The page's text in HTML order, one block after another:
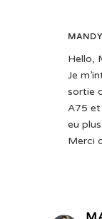
MANDY
Hello,
Je
sortie
A75 et
eu
Merci